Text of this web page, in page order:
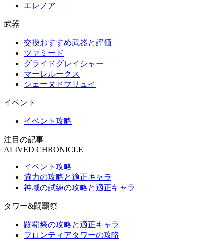
エレノア
武器
交換おすすめ武器と評価
ツァミード
グライドグレイシャー
マーレルークス
シェーヌドフリュイ
イベント
イベント攻略
注目の記事
ALIVED CHRONICLE
イベント攻略
協力の攻略と適正キャラ
神域の試練の攻略と適正キャラ
タワー&闘覇祭
闘覇祭の攻略と適正キャラ
フロンティアタワーの攻略